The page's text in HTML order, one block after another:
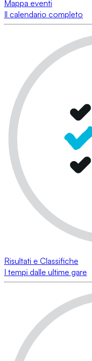
Mappa eventi
Il calendario completo
Risultati e Classifiche
I tempi dalle ultime gare